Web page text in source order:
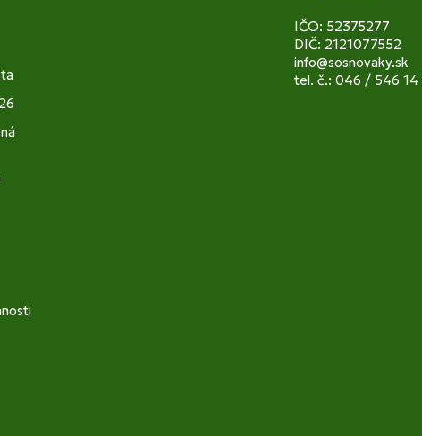
IČO: 52375277
DIČ: 2121077552
info@sosnovaky.sk
tel. č.: 046 / 546 14